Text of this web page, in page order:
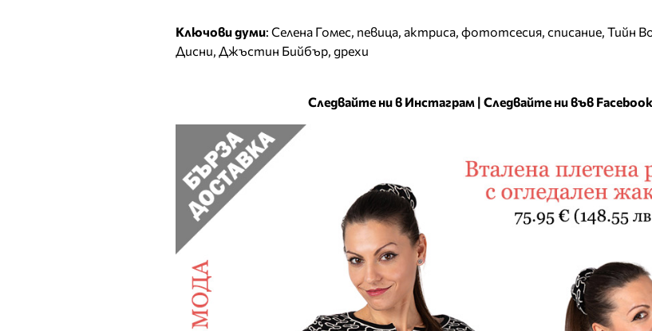
Ключови думи: Селена Гомес, певица, актриса, фототсесия, списание, Тийн
Дисни, Джъстин Бийбър, дрехи
Следвайте ни в Инстаграм | Следвайте ни във Facebook